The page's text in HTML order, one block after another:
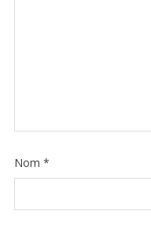
Nom *